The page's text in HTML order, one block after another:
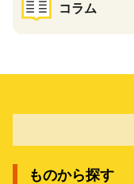
コラム
ものから探す